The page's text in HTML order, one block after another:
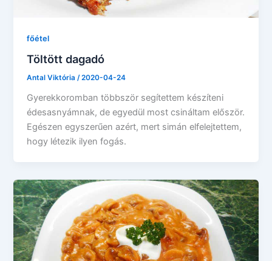
főétel
Töltött dagadó
Antal Viktória/2020-04-24
Gyerekkoromban többször segítettem készíteni
édesasnyámnak, de egyedül most csináltam először.
Egészen egyszerűen azért, mert simán elfelejtettem,
hogy létezik ilyen fogás.